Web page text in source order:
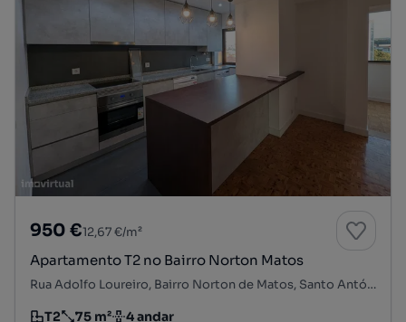
950 €12,67 €/m²
Apartamento T2 no Bairro Norton Matos
Rua Adolfo Loureiro, Bairro Norton de Matos, Santo António dos Olivais, Coimbra, Coimbra
T2 75 m² 4 andar